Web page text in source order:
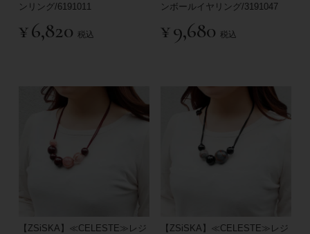
ンリング/6191011
¥6,820 税込
ンボールイヤリング/3191047
¥9,680 税込
【ZSiSKA】≪CELESTE≫レジ
【ZSiSKA】≪CELESTE≫レジ